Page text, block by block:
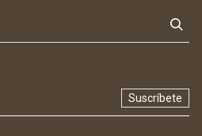
Suscríbete